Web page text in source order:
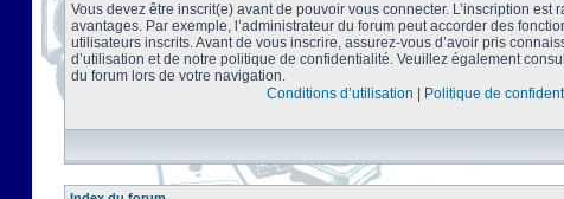
Vous devez être inscrit(e) avant de pouvoir vous connecter. L’inscription est
avantages. Par exemple, l’administrateur du forum peut accorder des
utilisateurs inscrits. Avant de vous inscrire, assurez-vous d’avoir pris
d’utilisation et de notre politique de confidentialité. Veuillez également
du forum lors de votre navigation.
Conditions d’utilisation
Politique de